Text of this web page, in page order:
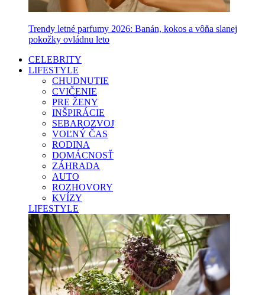
Trendy letné parfumy 2026: Banán, kokos a vôňa slanej
pokožky ovládnu leto
CELEBRITY
LIFESTYLE
CHUDNUTIE
CVIČENIE
PRE ŽENY
INŠPIRÁCIE
SEBAROZVOJ
VOĽNÝ ČAS
RODINA
DOMÁCNOSŤ
ZÁHRADA
AUTO
ROZHOVORY
KVÍZY
LIFESTYLE